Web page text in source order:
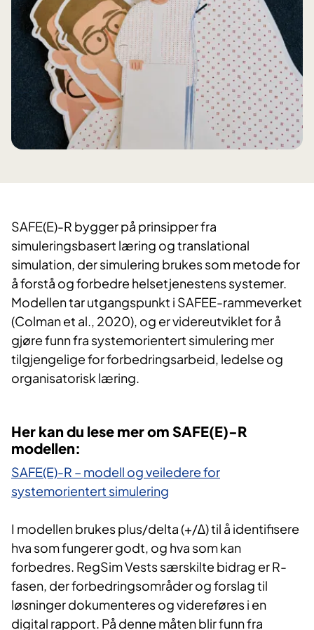
SAFE(E)-R bygger på prinsipper fra
simuleringsbasert læring og translational
simulation, der simulering brukes som metode for
å forstå og forbedre helsetjenestens systemer.
Modellen tar utgangspunkt i SAFEE-rammeverket
(Colman et al., 2020), og er videreutviklet for å
gjøre funn fra systemorientert simulering mer
tilgjengelige for forbedringsarbeid, ledelse og
organisatorisk læring.
Her kan du lese mer om SAFE(E)-R
modellen:
SAFE(E)-R – modell og veiledere for
systemorientert simulering
I modellen brukes plus/delta (+/Δ) til å identifisere
hva som fungerer godt, og hva som kan
forbedres. RegSim Vests særskilte bidrag er R-
fasen, der forbedringsområder og forslag til
løsninger dokumenteres og videreføres i en
digital rapport. På denne måten blir funn fra